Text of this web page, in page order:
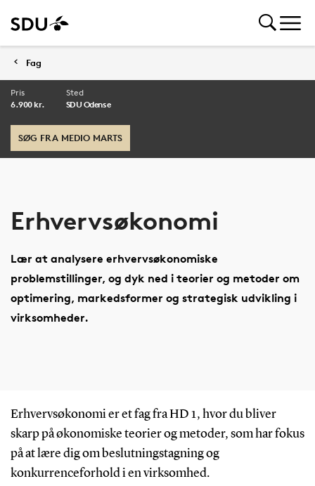
Fag
Pris
6.900 kr.
Sted
SDU Odense
SØG FRA MEDIO MARTS
Erhvervsøkonomi
Lær at analysere erhvervsøkonomiske
problemstillinger, og dyk ned i teorier og metoder om
optimering, markedsformer og strategisk udvikling i
virksomheder.
Erhvervsøkonomi er et fag fra HD 1, hvor du bliver
skarp på økonomiske teorier og metoder, som har fokus
på at lære dig om beslutningstagning og
konkurrenceforhold i en virksomhed.